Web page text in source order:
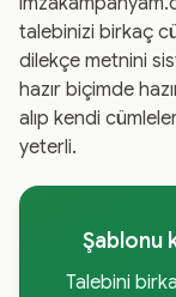
talebinizi birkaç
dilekçe metnini
hazır biçimde
alıp kendi
yeterli.
Şablonu
Talebini